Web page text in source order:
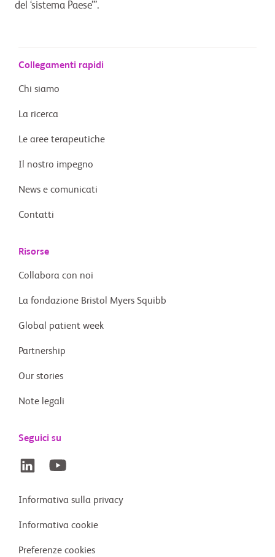
del ‘sistema Paese’”.
Collegamenti rapidi
Chi siamo
La ricerca
Le aree terapeutiche
Il nostro impegno
News e comunicati
Contatti
Risorse
Collabora con noi
La fondazione Bristol Myers Squibb
Global patient week
Partnership
Our stories
Note legali
Seguici su
Informativa sulla privacy
Informativa cookie
Preferenze cookies